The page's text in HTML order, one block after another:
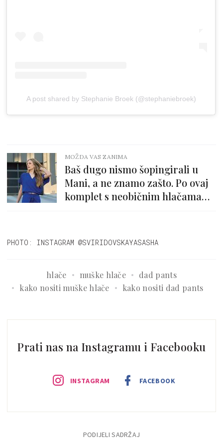
A post shared by Stephanie Broek (@stephaniebroek)
MOŽDA VAS ZANIMA
Baš dugo nismo šopingirali u
Mani, a ne znamo zašto. Po ovaj
komplet s neobičnim hlačama
PHOTO: INSTAGRAM @SVIRIDOVSKAYASASHA
hlače muške hlače
dad pants
kako nositi muške hlače
kako nositi dad pants
Prati nas na Instagramu i Facebooku
INSTAGRAM FACEBOOK
PODIJELI SADRŽAJ